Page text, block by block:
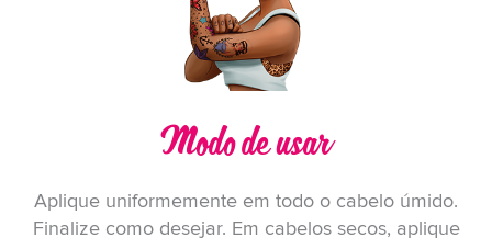
Modo de usar
Aplique uniformemente em todo o cabelo úmido.
Finalize como desejar. Em cabelos secos, aplique